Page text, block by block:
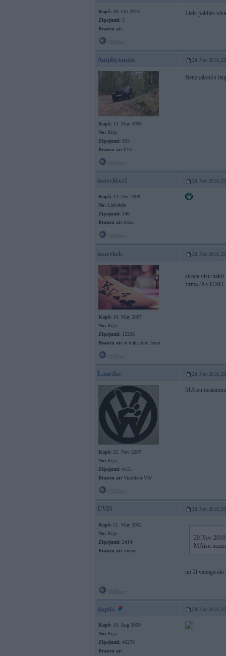
Kopš: 18. Oct 2010
Ziņojumi: 3
Braucu ar:
Liels paldies
Amphytamin 20. Nov 2010,
Kopš: 14. May 2009
No: Rīga
Ziņojumi: 893
Braucu ar: F10
Benzkalonku
marchixs1 20. Nov 2010,
Kopš: 14. Dec 2008
No: Lielvārde
Ziņojumi: 146
Braucu ar: bmw
mareksb 20. Nov 2010,
Kopš: 10. May 2007
No: Rīga
Ziņojumi: 15296
Braucu ar: ar itaļu mini ferari
strada visu nakti
firma /
Lauriko 20. Nov 2010,
Kopš: 25. Nov 2007
No: Rīga
Ziņojumi: 4151
Braucu ar: Visādiem VW
MAisu
UVIS 20. Nov 2010,
Kopš: 21. May 2002
No: Rīga
Ziņojumi: 2414
Braucu ar: carrera
20 Nov
MAisu
un 2l vanaga
daplis 20. Nov 2010,
Kopš: 19. Aug 2009
No: Rīga
Ziņojumi: 46276
Braucu ar: